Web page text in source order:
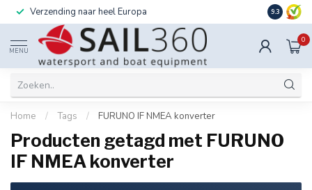
Verzending naar heel Europa Ook
9.3
MENU
0
Home / Tags / FURUNO IF NMEA konverter
Producten getagd met FURUNO
IF NMEA konverter